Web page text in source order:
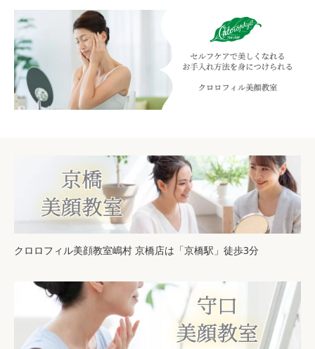
クロロフィル美顔教室嶋村 京橋店は「京橋駅」徒歩3分